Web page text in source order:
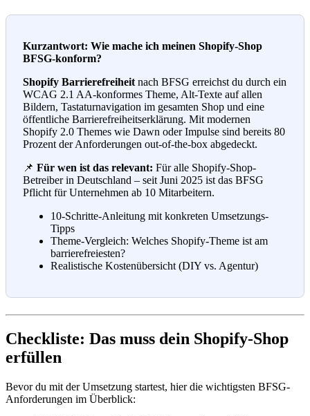
Kurzantwort: Wie mache ich meinen Shopify-Shop
BFSG-konform?
Shopify Barrierefreiheitnach BFSG erreichst du durch ein
WCAG 2.1 AA-konformes Theme, Alt-Texte auf allen
Bildern, Tastaturnavigation im gesamten Shop und eine
öffentliche Barrierefreiheitserklärung. Mit modernen
Shopify 2.0 Themes wie Dawn oder Impulse sind bereits 80
Prozent der Anforderungen out-of-the-box abgedeckt.
📌 Für wen ist das relevant: Für alle Shopify-Shop-
Betreiber in Deutschland – seit Juni 2025 ist das BFSG
Pflicht für Unternehmen ab 10 Mitarbeitern.
10-Schritte-Anleitung mit konkreten Umsetzungs-
Tipps
Theme-Vergleich: Welches Shopify-Theme ist am
barrierefreiesten?
Realistische Kostenübersicht (DIY vs. Agentur)
Checkliste: Das muss dein Shopify-Shop
erfüllen
Bevor du mit der Umsetzung startest, hier die wichtigsten BFSG-
Anforderungen im Überblick: